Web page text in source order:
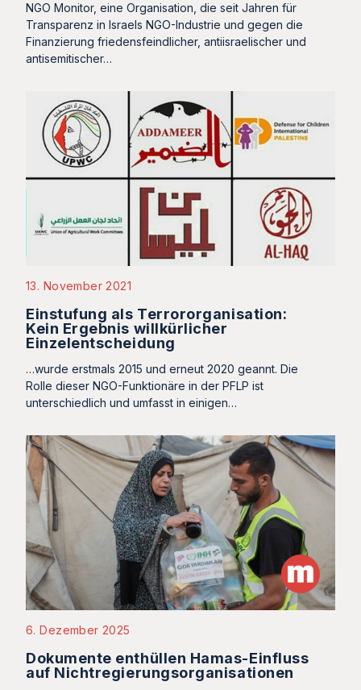
NGO Monitor, eine Organisation, die seit Jahren für
Transparenz in Israels NGO-Industrie und gegen die
Finanzierung friedensfeindlicher, antiisraelischer und
antisemitischer…
13. November 2021
Einstufung als Terrororganisation:
Kein Ergebnis willkürlicher
Einzelentscheidung
…wurde erstmals 2015 und erneut 2020 geannt. Die
Rolle dieser NGO-Funktionäre in der PFLP ist
unterschiedlich und umfasst in einigen…
6. Dezember 2025
Dokumente enthüllen Hamas-Einfluss
auf Nichtregierungsorganisationen